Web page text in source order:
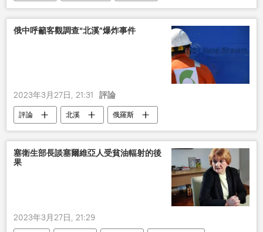
俄中呼籲客觀調查“北溪”爆炸事件
2023年3月27日, 21:31 評論
評論 北溪 俄羅斯
塞衛生部長談塞爾維亞人受貧油輻射的後
果
2023年3月27日, 21:29